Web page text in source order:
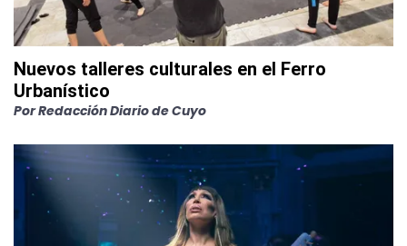
Nuevos talleres culturales en el Ferro
Urbanístico
PorRedacción Diario de Cuyo